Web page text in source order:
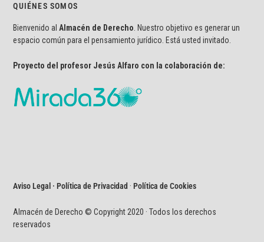
QUIÉNES SOMOS
Bienvenido al Almacén de Derecho . Nuestro objetivo es generar un
espacio común para el pensamiento jurídico. Está usted invitado.
Proyecto del profesor Jesús Alfaro con la colaboración de:
Aviso Legal · Política de Privacidad ·Política de Cookies
Almacén de Derecho © Copyright 2020 · Todos los derechos
reservados